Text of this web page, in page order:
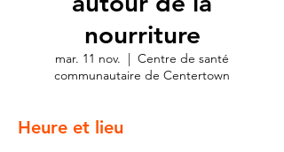
nourriture
mar. 11 nov.
  |
Centre de santé
communautaire de Centertown
Heure et lieu